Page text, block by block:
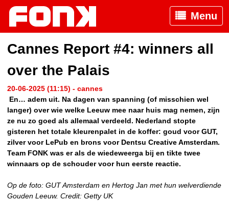
Menu
Cannes Report #4: winners all
over the Palais
20-06-2025 (11:15) - cannes
En… adem uit. Na dagen van spanning (of misschien wel
langer) over wie welke Leeuw mee naar huis mag nemen, zijn
ze nu zo goed als allemaal verdeeld. Nederland stopte
gisteren het totale kleurenpalet in de koffer: goud voor GUT,
zilver voor LePub en brons voor Dentsu Creative Amsterdam.
Team FONK was er als de wiedeweerga bij en tikte twee
winnaars op de schouder voor hun eerste reactie.
Op de foto: GUT Amsterdam en Hertog Jan met hun welverdiende
Gouden Leeuw. Credit: Getty UK